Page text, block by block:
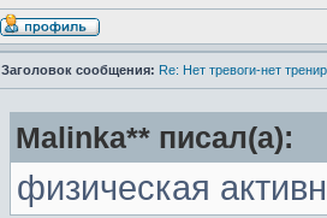
Заголовок сообщения: Re: Нет тревоги-нет
Malinka** писал(а):
физическая